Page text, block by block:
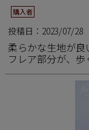
レーベルから探す
購入者
投稿日 2023/07/28
柔らかな生地が良
フレア部分が、歩